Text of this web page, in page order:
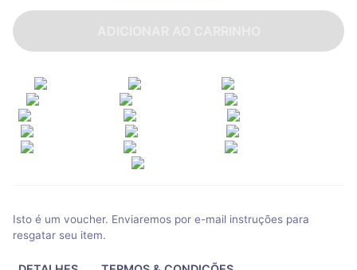
Isto é um voucher. Enviaremos por e-mail instruções para
resgatar seu item.